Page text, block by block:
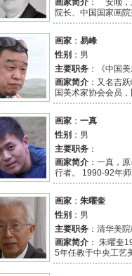
画家简介 ： 安顺，
院长、中国国家画
画家 ：易峰
性别 ：男
主要职务 ：《中国
画家简介 ：又名吉
国美术家协会会员
画家 ：一真
性别 ：男
主要职务 ：
画家简介 ：一真，
行者。 1990-92年
画家 ：朱曜奎
性别 ：男
主要职务 ：清华美
画家简介 ： 朱曜奎
5年任教于中央工艺